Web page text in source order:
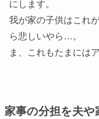
にします。
我が家の子供はこれ
ら悲しいやら…。
ま、これもたまには
家事の分担を夫や